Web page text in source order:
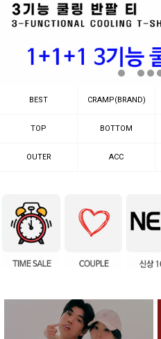
BEST CRAMP(BRAND)
TOP BOTTOM
OUTER ACC